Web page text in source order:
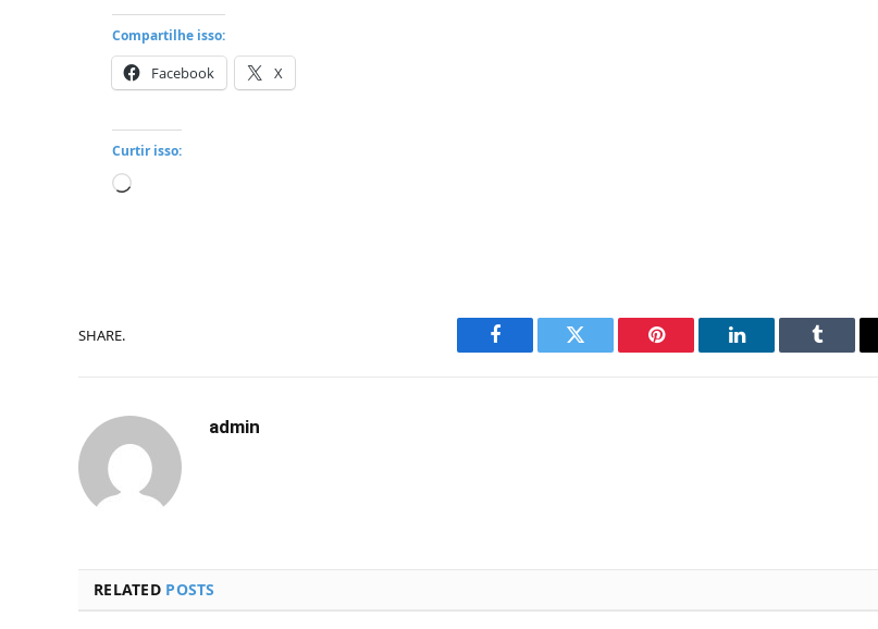
Compartilhe isso:
Facebook X
Curtir isso:
Carregando...
SHARE.
Facebook Twitter Pinterest LinkedIn Tumblr
admin
RELATED POSTS